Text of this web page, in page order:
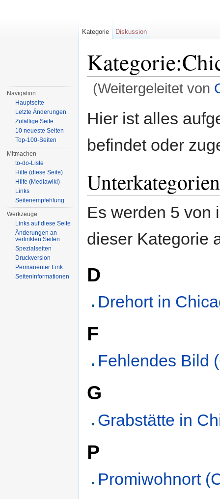
(Weitergeleitet von
Hier ist alles
befindet oder
Unterkategorien
Es werden 5 von
dieser Kategorie
D
Drehort in
F
Fehlendes Bild
G
Grabstätte in
P
Promiwohnort
Kategorie Diskussion
Navigation
Hauptseite
Letzte Änderungen
Zufällige Seite
10 neueste Seiten
Top-100-Seiten
Mitmachen
to-do-Liste
Hilfe (diese Seite)
Hilfe (Mediawiki)
Links
Seitenempfehlung
Werkzeuge
Links auf diese Seite
Änderungen an
verlinkten Seiten
Spezialseiten
Druckversion
Permanenter Link
Seiteninformationen